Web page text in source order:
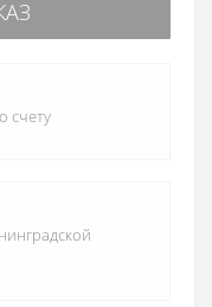
счету